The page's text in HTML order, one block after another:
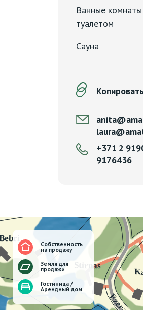
Ванные
туалетом
Сауна
+371 2
9176436
Собственность
на продажу
Земля для
продажи
Гостиница /
Арендный дом